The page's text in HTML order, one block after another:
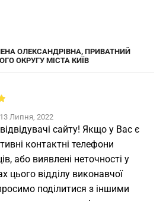
ОЛЕКСАНДРІВНА, ПРИВАТНИЙ
ОКРУГУ МІСТА КИЇВ
13 Липня, 2022
сайту! Якщо у Вас є
контактні телефони
або виявлені неточності у
цього відділу виконавчої
поділитися з іншими